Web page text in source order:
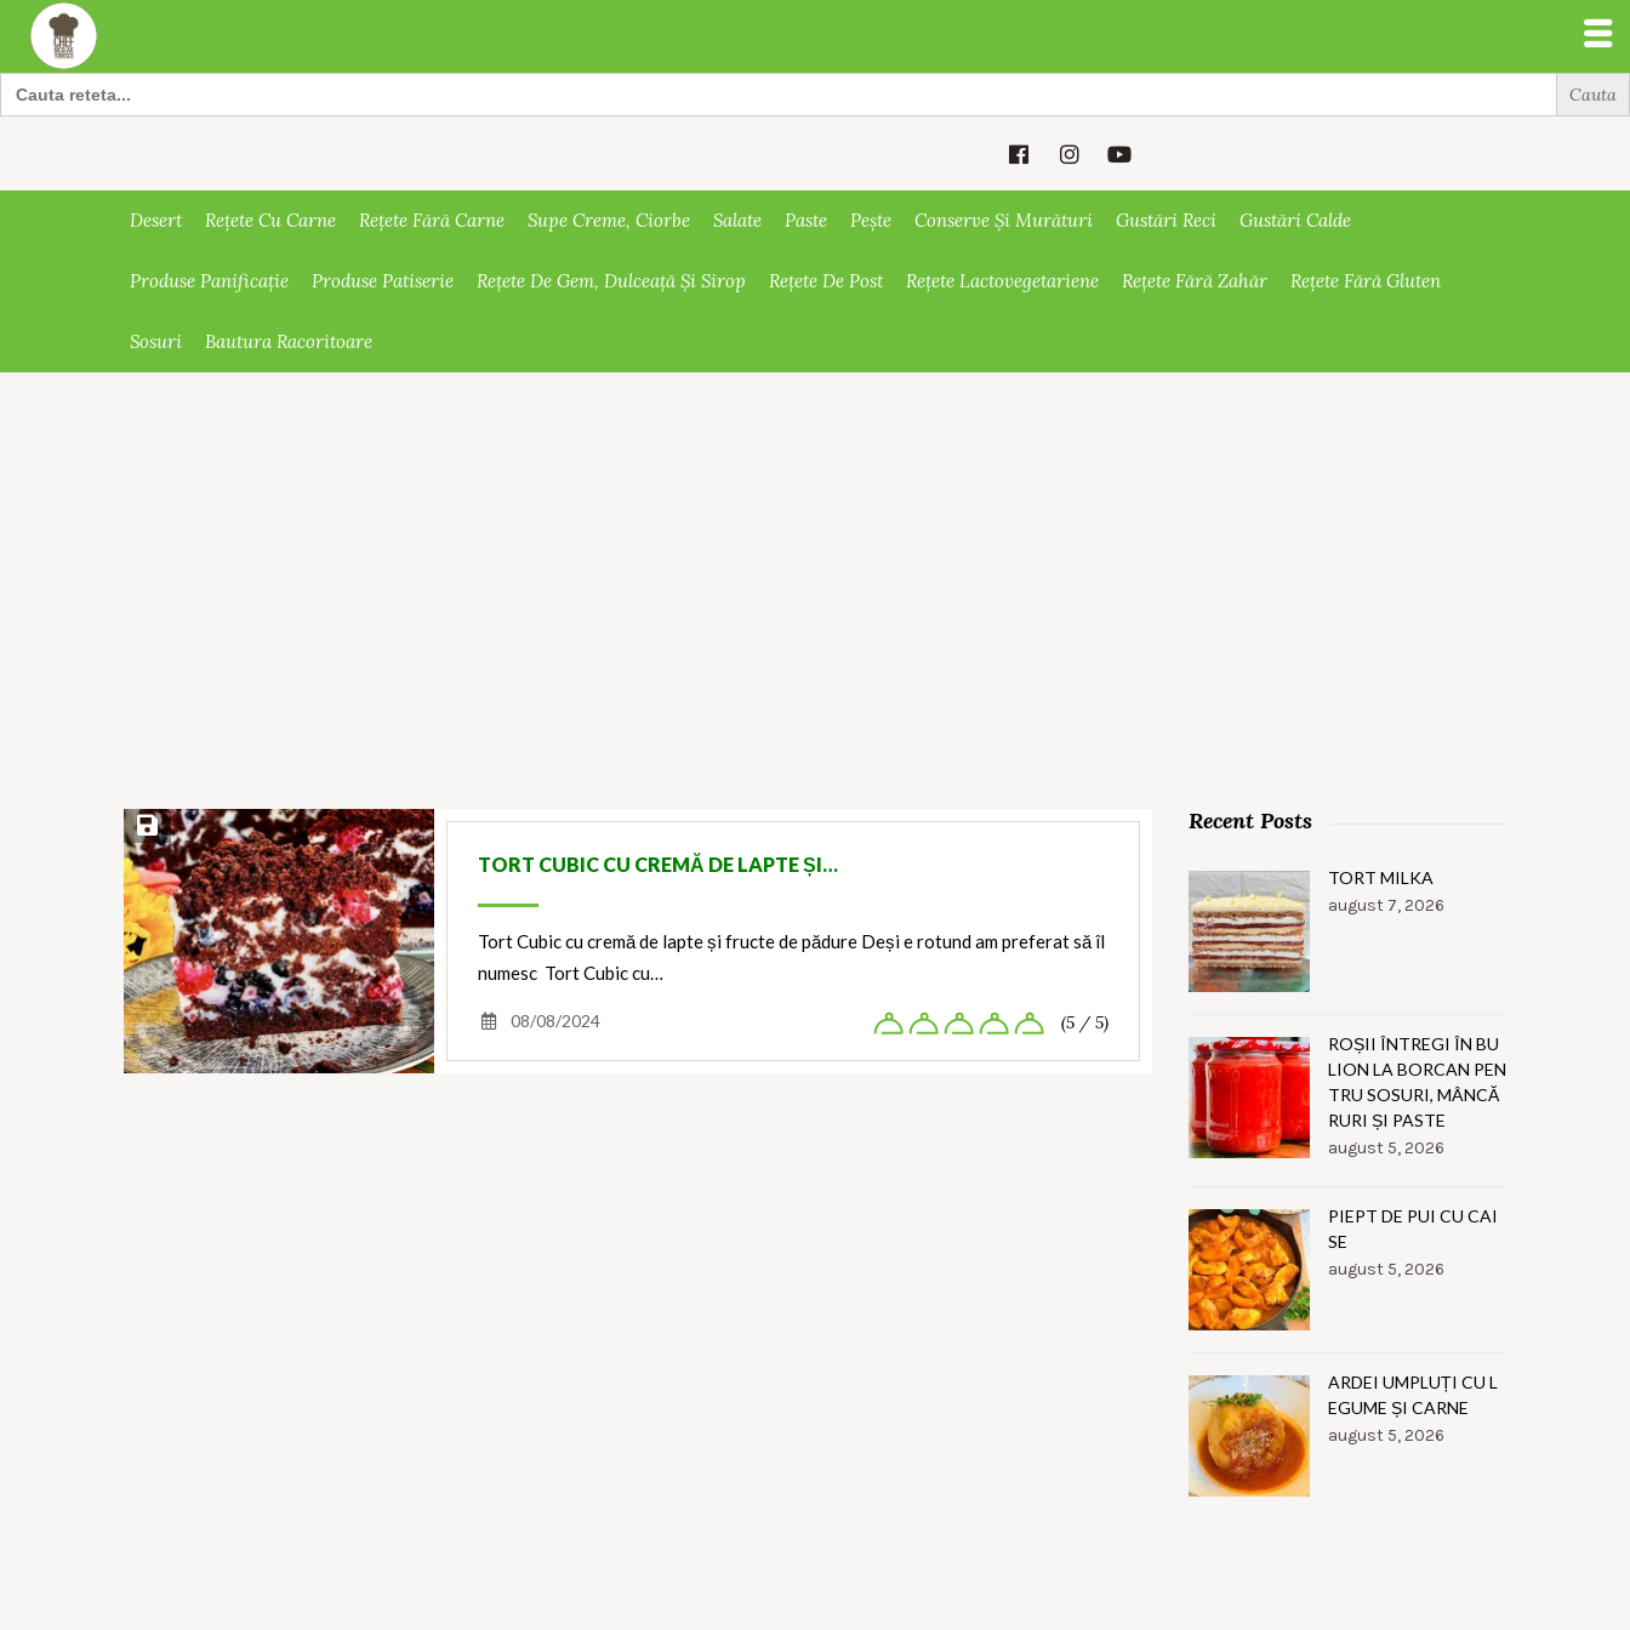
Search
for:
Desert Rețete Cu Carne Rețete Fără Carne Supe Creme, Ciorbe Salate Paste Pește Conserve Și Murături Gustări Reci Gustări Calde
Produse Panificație Produse Patiserie Rețete De Gem, Dulceață Și Sirop Rețete De Post Rețete Lactovegetariene Rețete Fără Zahăr Rețete Fără Gluten
Sosuri Bautura Racoritoare
Save Recipe
TORT CUBIC CU CREMĂ DE LAPTE ȘI…
Tort Cubic cu cremă de lapte și fructe de pădure Deși e rotund am preferat să îl
numesc Tort Cubic cu…
08/08/2024 (5 / 5)
Recent Posts
TORT MILKA
august 7, 2026
ROȘII ÎNTREGI ÎN BU
LION LA BORCAN PEN
TRU SOSURI, MÂNCĂ
RURI ȘI PASTE
august 5, 2026
PIEPT DE PUI CU CAI
SE
august 5, 2026
ARDEI UMPLUȚI CU L
EGUME ȘI CARNE
august 5, 2026